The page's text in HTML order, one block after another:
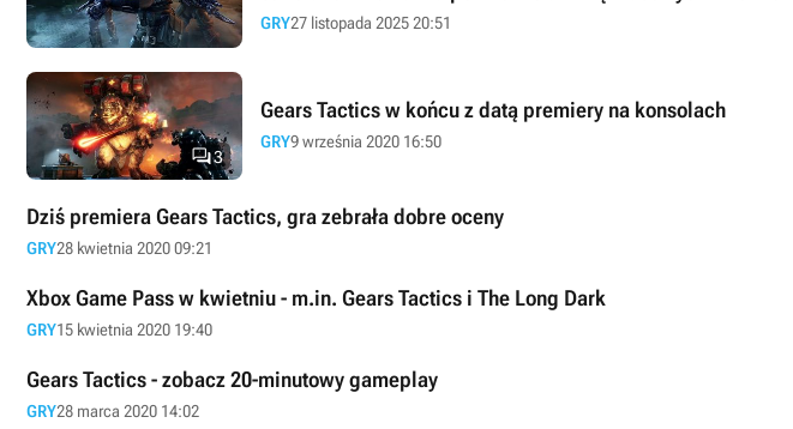
GRY27 listopada 2025 20:51
3
Gears Tactics w końcu z datą premiery na konsolach
GRY9 września 2020 16:50
Dziś premiera Gears Tactics, gra zebrała dobre oceny
GRY28 kwietnia 2020 09:21
Xbox Game Pass w kwietniu - m.in. Gears Tactics i The Long Dark
GRY15 kwietnia 2020 19:40
Gears Tactics - zobacz 20-minutowy gameplay
GRY28 marca 2020 14:02